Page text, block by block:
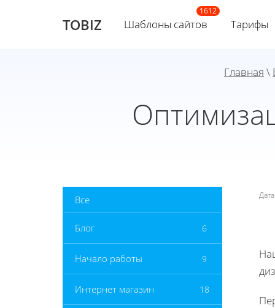
TOBIZ Шаблоны сайтов Тарифы
Главная \
Все
Блог 6
Начало работы 9
Интернет магазин 18